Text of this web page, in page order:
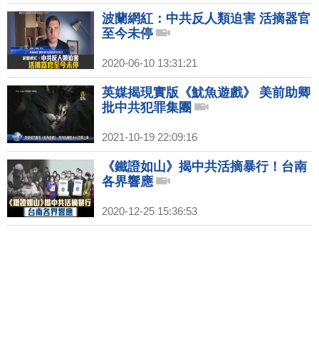
波蘭網紅：中共反人類迫害 活摘器官
至今未停
2020-06-10 13:31:21
英媒揭現實版《魷魚遊戲》 美前助卿
批中共犯罪集團
2021-10-19 22:09:16
《鐵證如山》揭中共活摘暴行！台南
各界響應
2020-12-25 15:36:53